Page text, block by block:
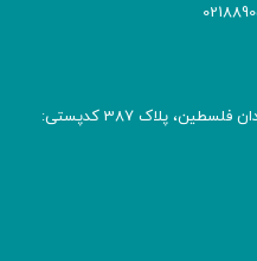
آدرس: پسـتی تهران، خیابان طالقانی، میدان فلسطین، پلاک 387 کدپستی: